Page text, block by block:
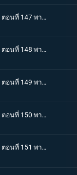
One piece วันพีช ตอนที่ 147 พากย์ไทย ความสูงส่งของโจรสลัด ชายผู้เล่าความฝันและเจ้าแห่งการกู้ซากเรือ
One piece วันพีช ตอนที่ 148 พากย์ไทย ตระกูลในตำนาน "โนแลนด์จอมโกหก"
One piece วันพีช ตอนที่ 149 พากย์ไทย เร่งเครื่องเต็มสูบ ตามหานกเซาท์เบิร์ด
One piece วันพีช ตอนที่ 150 พากย์ไทย ฝันที่ไม่เป็นจริง เบลลามี่ ปะทะ สหพันธ์ลิงภูเขา
One piece วันพีช ตอนที่ 151 พากย์ไทย ชายผู้มีค่าหัวร้อยล้าน กับ 3 ขั้วอำนาจโลก และโจรสลัดหนวดดำ